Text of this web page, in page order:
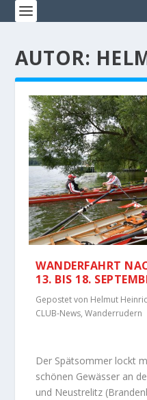
AUTOR:
WANDERFAHRT
13. BIS 18.
Gepostet von Helmut
CLUB-News,Wanderrudern
Der Spätsommer lockt
schönen Gewässer an
und Neustrelitz